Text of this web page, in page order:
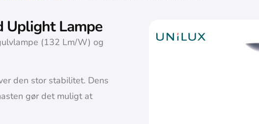
Uplight Lampe
(132 Lm/W) og
den stor stabilitet. Dens
gør det muligt at